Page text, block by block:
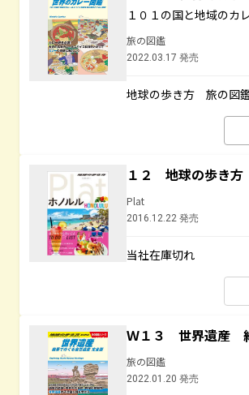
１０１の国と地域のカ
旅の図鑑
2022.03.17 発売
地球の歩き方 旅の図鑑
１２ 地球の歩き
Plat
2016.12.22 発売
当社在庫切れ
Ｗ１３ 世界遺産
旅の図鑑
2022.01.20 発売